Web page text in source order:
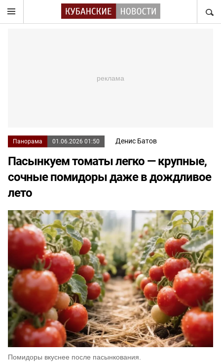
Панорама 01.06.2026 01:50 Денис Батов
Пасынкуем томаты легко — крупные,
сочные помидоры даже в дождливое
лето
Помидоры вкуснее после пасынкования.